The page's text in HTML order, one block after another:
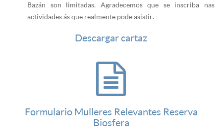
Bazán son limitadas. Agradecemos que se inscriba nas
actividades ás que realmente pode asistir.
Descargar cartaz
Formulario Mulleres Relevantes Reserva
Biosfera